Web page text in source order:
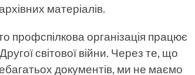
матеріалів.
профспілкова організація працює
світової війни. Через те, що
документів, ми не маємо